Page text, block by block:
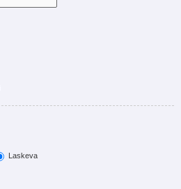
Laskeva